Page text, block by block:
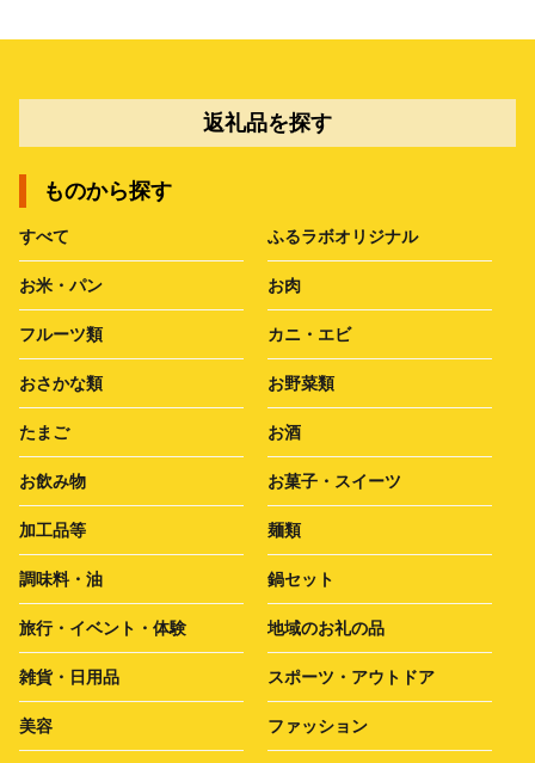
返礼品を探す
ものから探す
すべて ふるラボオリジナル
お米・パン お肉
フルーツ類 カニ・エビ
おさかな類 お野菜類
たまご お酒
お飲み物 お菓子・スイーツ
加工品等 麺類
調味料・油 鍋セット
旅行・イベント・体験 地域のお礼の品
雑貨・日用品 スポーツ・アウトドア
美容 ファッション